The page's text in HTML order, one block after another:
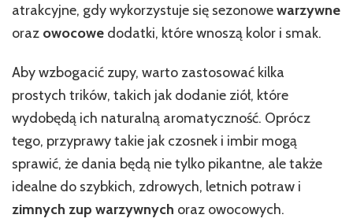
atrakcyjne, gdy wykorzystuje się sezonowewarzywne
oraz owocowe dodatki, które wnoszą kolor i smak.
Aby wzbogacić zupy, warto zastosować kilka
prostych trików, takich jak dodanie ziół, które
wydobędą ich naturalną aromatyczność. Oprócz
tego, przyprawy takie jak czosnek i imbir mogą
sprawić, że dania będą nie tylko pikantne, ale także
idealne do szybkich, zdrowych, letnich potraw i
zimnych zup warzywnych oraz owocowych.